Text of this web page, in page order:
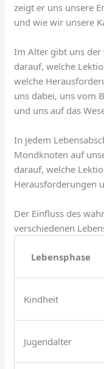
zeigt er uns unsere
und wie wir unsere
Im Alter gibt uns
darauf, welche
welche
uns dabei, uns vom
und uns auf das
In jedem
Mondknoten auf
darauf, welche
Herausforderungen
Der Einfluss des
verschiedenen
Lebensphase
Kindheit
Jugendalter